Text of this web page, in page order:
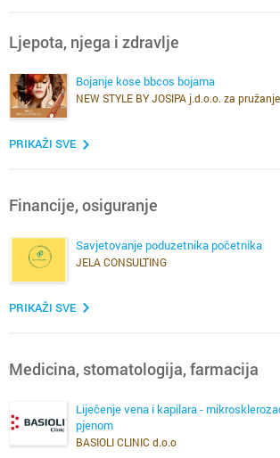
Ljepota, njega i zdravlje
Bojanje kose bbcos bojama
NEW STYLE BY JOSIPA j.d.o.o. za
PRIKAŽI SVE
Financije, osiguranje
Savjetovanje poduzetnika početnika
JELA CONSULTING
PRIKAŽI SVE
Medicina, stomatologija, farmacija
Liječenje vena i kapilara -
pjenom
BASIOLI CLINIC d.o.o